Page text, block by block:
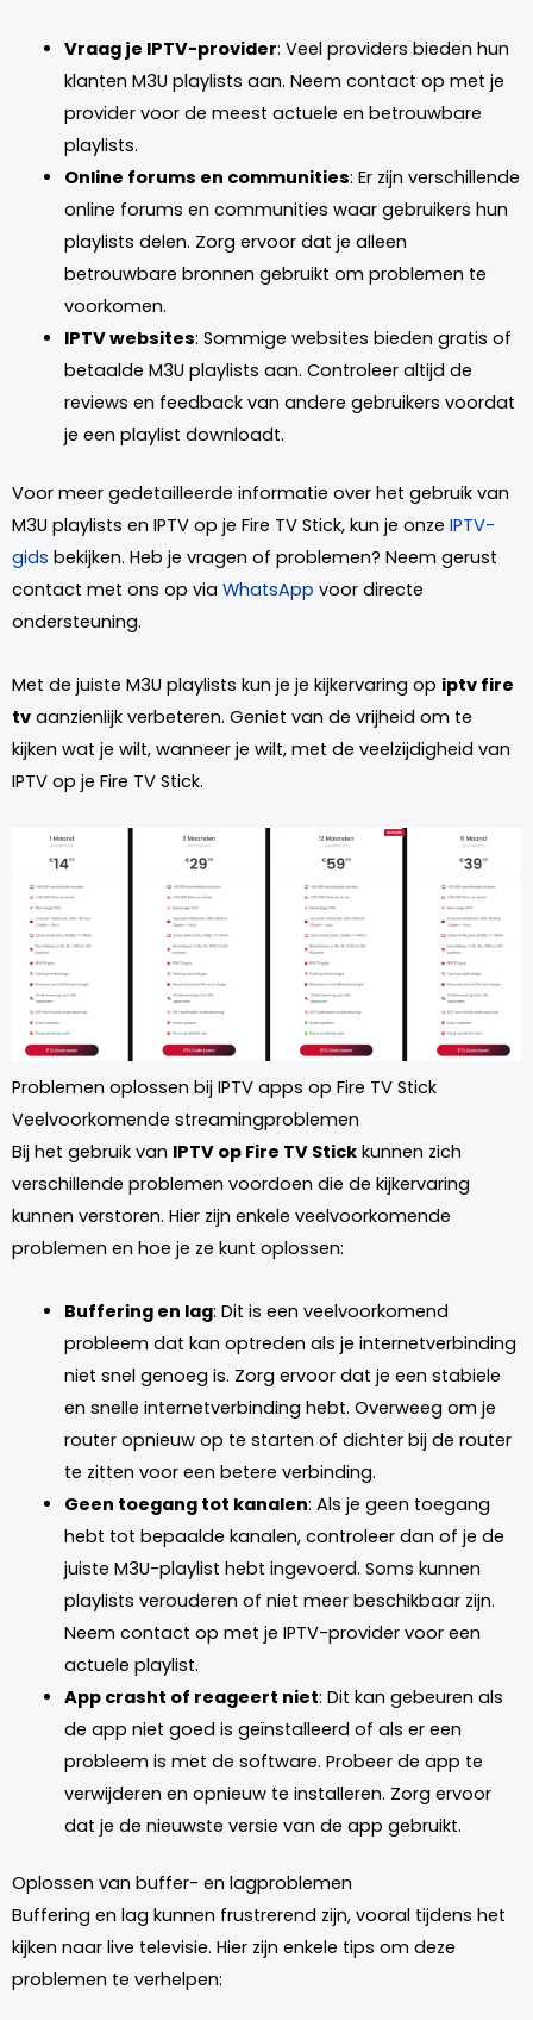
Vraag je IPTV-provider: Veel providers bieden hun
klanten M3U playlists aan. Neem contact op met je
provider voor de meest actuele en betrouwbare
playlists.
Online forums en communities: Er zijn verschillende
online forums en communities waar gebruikers hun
playlists delen. Zorg ervoor dat je alleen
betrouwbare bronnen gebruikt om problemen te
voorkomen.
IPTV websites: Sommige websites bieden gratis of
betaalde M3U playlists aan. Controleer altijd de
reviews en feedback van andere gebruikers voordat
je een playlist downloadt.
Voor meer gedetailleerde informatie over het gebruik van
M3U playlists en IPTV op je Fire TV Stick, kun je onze IPTV-
gids bekijken. Heb je vragen of problemen? Neem gerust
contact met ons op via WhatsApp voor directe
ondersteuning.
Met de juiste M3U playlists kun je je kijkervaring op iptv fire
tv aanzienlijk verbeteren. Geniet van de vrijheid om te
kijken wat je wilt, wanneer je wilt, met de veelzijdigheid van
IPTV op je Fire TV Stick.
Problemen oplossen bij IPTV apps op Fire TV Stick
Veelvoorkomende streamingproblemen
Bij het gebruik van IPTV op Fire TV Stick kunnen zich
verschillende problemen voordoen die de kijkervaring
kunnen verstoren. Hier zijn enkele veelvoorkomende
problemen en hoe je ze kunt oplossen:
Buffering en lag: Dit is een veelvoorkomend
probleem dat kan optreden als je internetverbinding
niet snel genoeg is. Zorg ervoor dat je een stabiele
en snelle internetverbinding hebt. Overweeg om je
router opnieuw op te starten of dichter bij de router
te zitten voor een betere verbinding.
Geen toegang tot kanalen: Als je geen toegang
hebt tot bepaalde kanalen, controleer dan of je de
juiste M3U-playlist hebt ingevoerd. Soms kunnen
playlists verouderen of niet meer beschikbaar zijn.
Neem contact op met je IPTV-provider voor een
actuele playlist.
App crasht of reageert niet: Dit kan gebeuren als
de app niet goed is geïnstalleerd of als er een
probleem is met de software. Probeer de app te
verwijderen en opnieuw te installeren. Zorg ervoor
dat je de nieuwste versie van de app gebruikt.
Oplossen van buffer- en lagproblemen
Buffering en lag kunnen frustrerend zijn, vooral tijdens het
kijken naar live televisie. Hier zijn enkele tips om deze
problemen te verhelpen: